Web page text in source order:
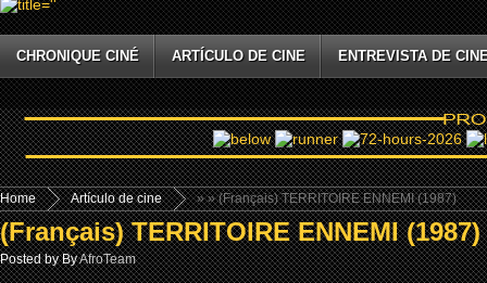
CHRONIQUE CINÉ ARTÍCULO DE CINE ENTREVISTA DE
Home »
Artículo de cine » (Français) TERRITOIRE ENNEMI (1987)
(Français) TERRITOIRE ENNEMI (1987)
Posted by ByAfroTeam